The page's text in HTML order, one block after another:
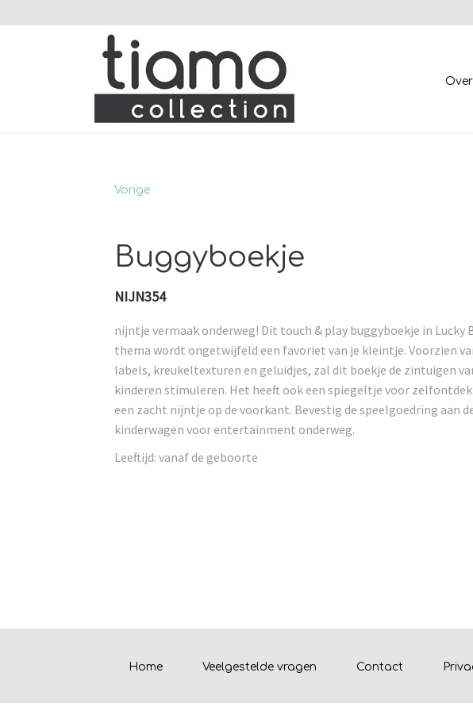
Vorige
Buggyboekje
NIJN354
nijntje vermaak onderweg! Dit touch & play buggyboekje in Lucky
thema wordt ongetwijfeld een favoriet van je kleintje. Voorzien
labels, kreukeltexturen en geluidjes, zal dit boekje de zintuigen
kinderen stimuleren. Het heeft ook een spiegeltje voor
een zacht nijntje op de voorkant. Bevestig de speelgoedring aan
kinderwagen voor entertainment onderweg.
Leeftijd: vanaf de geboorte
Home Veelgestelde vragen Contact